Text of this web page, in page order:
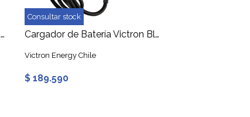
Cargador de Baterías Inteligente 12V, 2A/4A/8A/12A
Consultar stock
Cargador de Batería Victron Blue Smart IP22 24/12(1) 24V 12A 230V CEE 7/7 Bluetooth
Victron Energy Chile
$ 189.590